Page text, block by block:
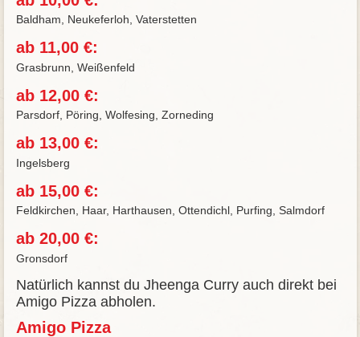
Baldham, Neukeferloh, Vaterstetten
ab 11,00 €:
Grasbrunn, Weißenfeld
ab 12,00 €:
Parsdorf, Pöring, Wolfesing, Zorneding
ab 13,00 €:
Ingelsberg
ab 15,00 €:
Feldkirchen, Haar, Harthausen, Ottendichl, Purfing, Salmdorf
ab 20,00 €:
Gronsdorf
Natürlich kannst du Jheenga Curry auch direkt bei
Amigo Pizza abholen.
Amigo Pizza